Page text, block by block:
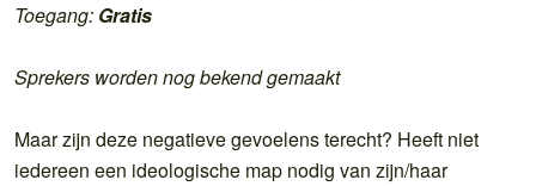
Toegang: Gratis
Sprekers worden nog bekend gemaakt
Maar zijn deze negatieve gevoelens terecht? Heeft niet
iedereen een ideologische map nodig van zijn/haar